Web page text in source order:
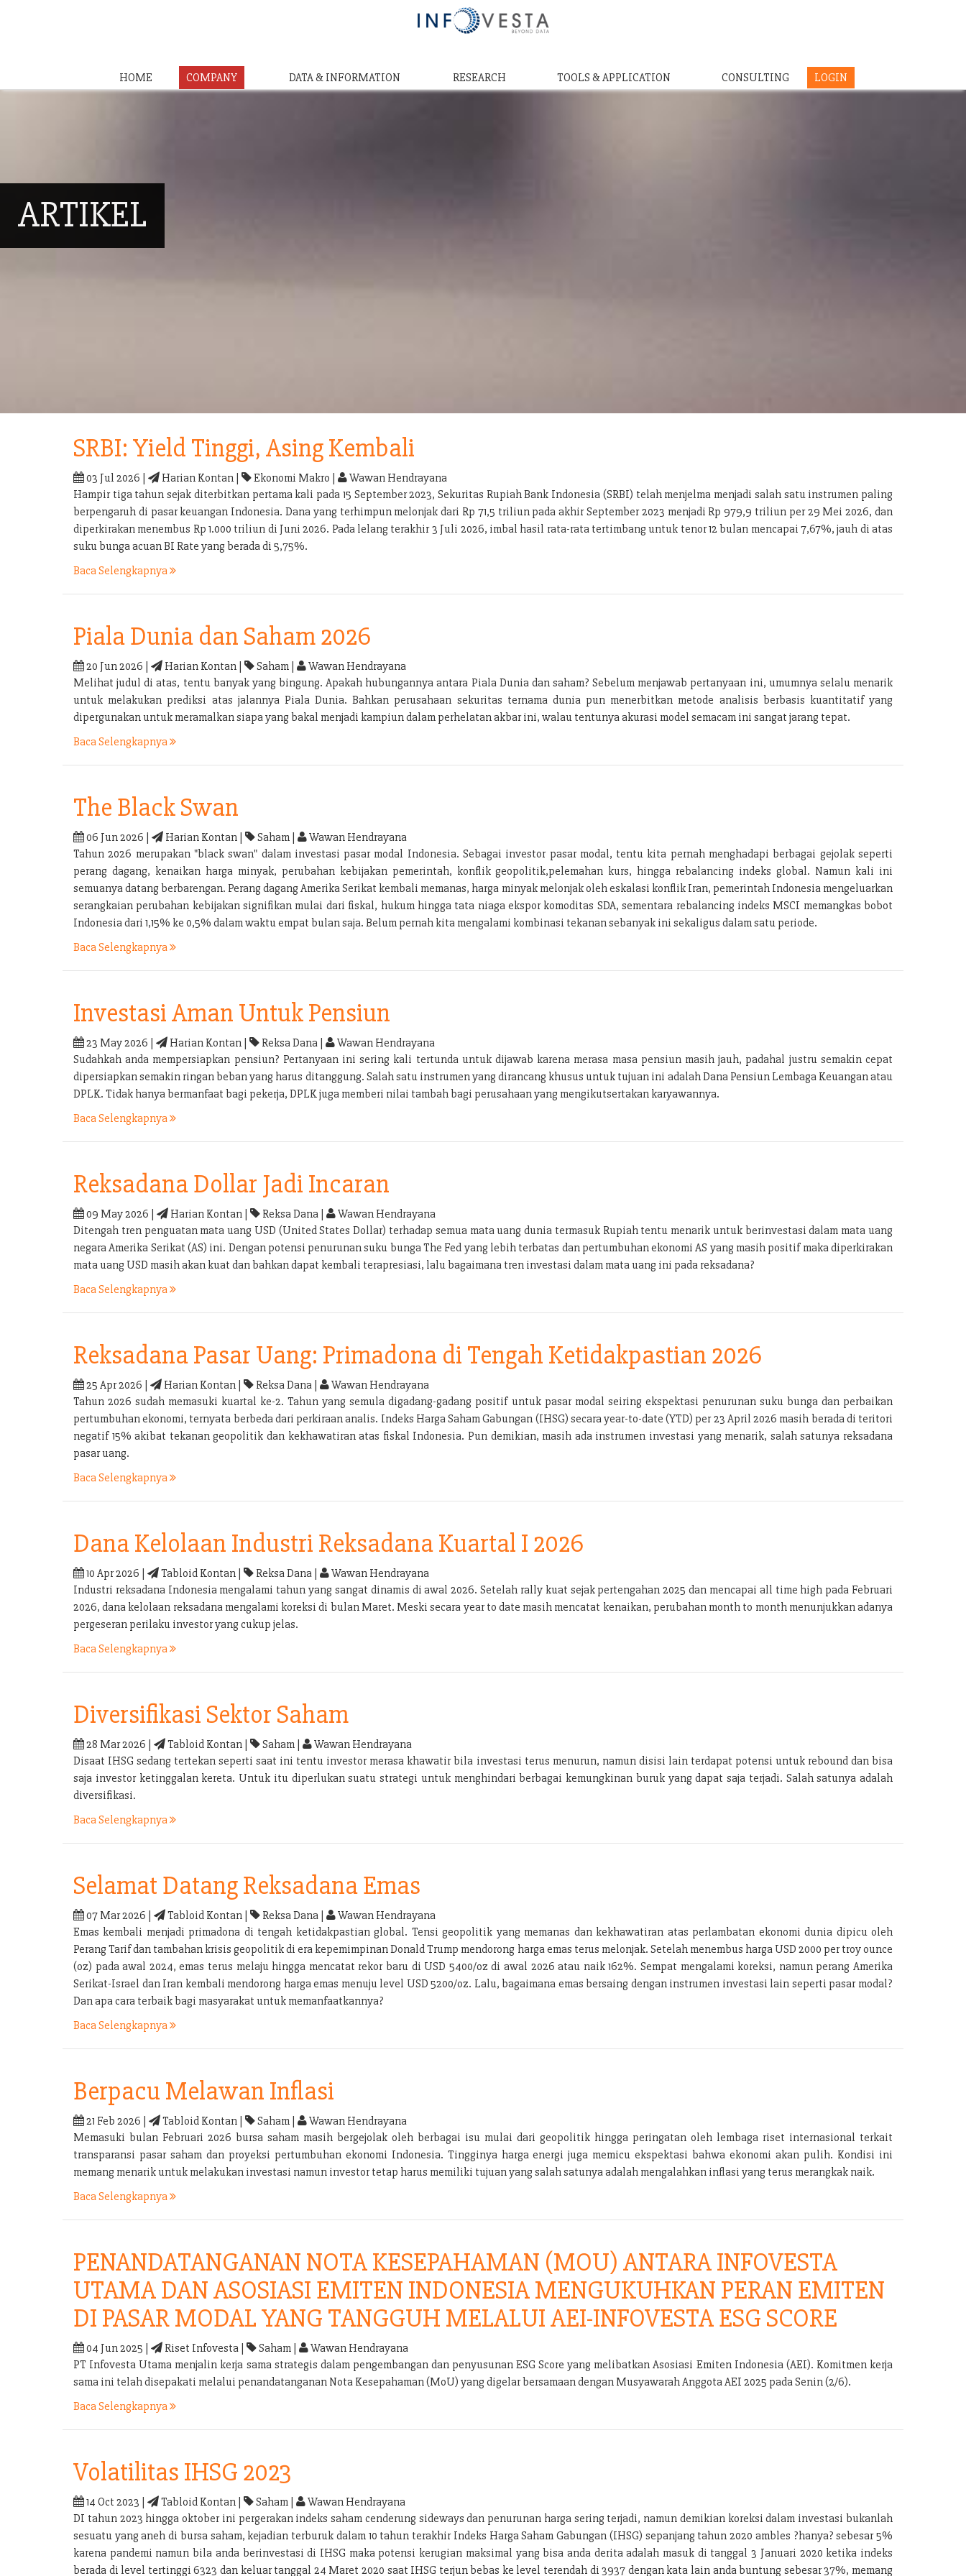
HOME COMPANY DATA & INFORMATION RESEARCH TOOLS & APPLICATION CONSULTING LOGIN
ARTIKEL
SRBI: Yield Tinggi, Asing Kembali
03 Jul 2026 | Harian Kontan | Ekonomi Makro |
Wawan Hendrayana
Hampir tiga tahun sejak diterbitkan pertama kali pada 15 September 2023, Sekuritas Rupiah Bank Indonesia (SRBI) telah menjelma menjadi salah satu instrumen paling
berpengaruh di pasar keuangan Indonesia. Dana yang terhimpun melonjak dari Rp 71,5 triliun pada akhir September 2023 menjadi Rp 979,9 triliun per 29 Mei 2026, dan
diperkirakan menembus Rp 1.000 triliun di Juni 2026. Pada lelang terakhir 3 Juli 2026, imbal hasil rata-rata tertimbang untuk tenor 12 bulan mencapai 7,67%, jauh di atas
suku bunga acuan BI Rate yang berada di 5,75%.
Baca Selengkapnya
Piala Dunia dan Saham 2026
20 Jun 2026 | Harian Kontan | Saham |
Wawan Hendrayana
Melihat judul di atas, tentu banyak yang bingung. Apakah hubungannya antara Piala Dunia dan saham? Sebelum menjawab pertanyaan ini, umumnya selalu menarik
untuk melakukan prediksi atas jalannya Piala Dunia. Bahkan perusahaan sekuritas ternama dunia pun menerbitkan metode analisis berbasis kuantitatif yang
dipergunakan untuk meramalkan siapa yang bakal menjadi kampiun dalam perhelatan akbar ini, walau tentunya akurasi model semacam ini sangat jarang tepat.
Baca Selengkapnya
The Black Swan
06 Jun 2026 | Harian Kontan | Saham |
Wawan Hendrayana
Tahun 2026 merupakan "black swan" dalam investasi pasar modal Indonesia. Sebagai investor pasar modal, tentu kita pernah menghadapi berbagai gejolak seperti
perang dagang, kenaikan harga minyak, perubahan kebijakan pemerintah, konflik geopolitik,pelemahan kurs, hingga rebalancing indeks global. Namun kali ini
semuanya datang berbarengan. Perang dagang Amerika Serikat kembali memanas, harga minyak melonjak oleh eskalasi konflik Iran, pemerintah Indonesia mengeluarkan
serangkaian perubahan kebijakan signifikan mulai dari fiskal, hukum hingga tata niaga ekspor komoditas SDA, sementara rebalancing indeks MSCI memangkas bobot
Indonesia dari 1,15% ke 0,5% dalam waktu empat bulan saja. Belum pernah kita mengalami kombinasi tekanan sebanyak ini sekaligus dalam satu periode.
Baca Selengkapnya
Investasi Aman Untuk Pensiun
23 May 2026 | Harian Kontan | Reksa Dana |
Wawan Hendrayana
Sudahkah anda mempersiapkan pensiun? Pertanyaan ini sering kali tertunda untuk dijawab karena merasa masa pensiun masih jauh, padahal justru semakin cepat
dipersiapkan semakin ringan beban yang harus ditanggung. Salah satu instrumen yang dirancang khusus untuk tujuan ini adalah Dana Pensiun Lembaga Keuangan atau
DPLK. Tidak hanya bermanfaat bagi pekerja, DPLK juga memberi nilai tambah bagi perusahaan yang mengikutsertakan karyawannya.
Baca Selengkapnya
Reksadana Dollar Jadi Incaran
09 May 2026 | Harian Kontan | Reksa Dana |
Wawan Hendrayana
Ditengah tren penguatan mata uang USD (United States Dollar) terhadap semua mata uang dunia termasuk Rupiah tentu menarik untuk berinvestasi dalam mata uang
negara Amerika Serikat (AS) ini. Dengan potensi penurunan suku bunga The Fed yang lebih terbatas dan pertumbuhan ekonomi AS yang masih positif maka diperkirakan
mata uang USD masih akan kuat dan bahkan dapat kembali terapresiasi, lalu bagaimana tren investasi dalam mata uang ini pada reksadana?
Baca Selengkapnya
Reksadana Pasar Uang: Primadona di Tengah Ketidakpastian 2026
25 Apr 2026 | Harian Kontan | Reksa Dana |
Wawan Hendrayana
Tahun 2026 sudah memasuki kuartal ke-2. Tahun yang semula digadang-gadang positif untuk pasar modal seiring ekspektasi penurunan suku bunga dan perbaikan
pertumbuhan ekonomi, ternyata berbeda dari perkiraan analis. Indeks Harga Saham Gabungan (IHSG) secara year-to-date (YTD) per 23 April 2026 masih berada di teritori
negatif 15% akibat tekanan geopolitik dan kekhawatiran atas fiskal Indonesia. Pun demikian, masih ada instrumen investasi yang menarik, salah satunya reksadana
pasar uang.
Baca Selengkapnya
Dana Kelolaan Industri Reksadana Kuartal I 2026
10 Apr 2026 | Tabloid Kontan | Reksa Dana |
Wawan Hendrayana
Industri reksadana Indonesia mengalami tahun yang sangat dinamis di awal 2026. Setelah rally kuat sejak pertengahan 2025 dan mencapai all time high pada Februari
2026, dana kelolaan reksadana mengalami koreksi di bulan Maret. Meski secara year to date masih mencatat kenaikan, perubahan month to month menunjukkan adanya
pergeseran perilaku investor yang cukup jelas.
Baca Selengkapnya
Diversifikasi Sektor Saham
28 Mar 2026 | Tabloid Kontan | Saham |
Wawan Hendrayana
Disaat IHSG sedang tertekan seperti saat ini tentu investor merasa khawatir bila investasi terus menurun, namun disisi lain terdapat potensi untuk rebound dan bisa
saja investor ketinggalan kereta. Untuk itu diperlukan suatu strategi untuk menghindari berbagai kemungkinan buruk yang dapat saja terjadi. Salah satunya adalah
diversifikasi.
Baca Selengkapnya
Selamat Datang Reksadana Emas
07 Mar 2026 | Tabloid Kontan | Reksa Dana |
Wawan Hendrayana
Emas kembali menjadi primadona di tengah ketidakpastian global. Tensi geopolitik yang memanas dan kekhawatiran atas perlambatan ekonomi dunia dipicu oleh
Perang Tarif dan tambahan krisis geopolitik di era kepemimpinan Donald Trump mendorong harga emas terus melonjak. Setelah menembus harga USD 2000 per troy ounce
(oz) pada awal 2024, emas terus melaju hingga mencatat rekor baru di USD 5400/oz di awal 2026 atau naik 162%. Sempat mengalami koreksi, namun perang Amerika
Serikat-Israel dan Iran kembali mendorong harga emas menuju level USD 5200/oz. Lalu, bagaimana emas bersaing dengan instrumen investasi lain seperti pasar modal?
Dan apa cara terbaik bagi masyarakat untuk memanfaatkannya?
Baca Selengkapnya
Berpacu Melawan Inflasi
21 Feb 2026 | Tabloid Kontan | Saham |
Wawan Hendrayana
Memasuki bulan Februari 2026 bursa saham masih bergejolak oleh berbagai isu mulai dari geopolitik hingga peringatan oleh lembaga riset internasional terkait
transparansi pasar saham dan proyeksi pertumbuhan ekonomi Indonesia. Tingginya harga energi juga memicu ekspektasi bahwa ekonomi akan pulih. Kondisi ini
memang menarik untuk melakukan investasi namun investor tetap harus memiliki tujuan yang salah satunya adalah mengalahkan inflasi yang terus merangkak naik.
Baca Selengkapnya
PENANDATANGANAN NOTA KESEPAHAMAN (MOU) ANTARA INFOVESTA
UTAMA DAN ASOSIASI EMITEN INDONESIA MENGUKUHKAN PERAN EMITEN
DI PASAR MODAL YANG TANGGUH MELALUI AEI-INFOVESTA ESG SCORE
04 Jun 2025 | Riset Infovesta | Saham |
Wawan Hendrayana
PT Infovesta Utama menjalin kerja sama strategis dalam pengembangan dan penyusunan ESG Score yang melibatkan Asosiasi Emiten Indonesia (AEI). Komitmen kerja
sama ini telah disepakati melalui penandatanganan Nota Kesepahaman (MoU) yang digelar bersamaan dengan Musyawarah Anggota AEI 2025 pada Senin (2/6).
Baca Selengkapnya
Volatilitas IHSG 2023
14 Oct 2023 | Tabloid Kontan | Saham |
Wawan Hendrayana
DI tahun 2023 hingga oktober ini pergerakan indeks saham cenderung sideways dan penurunan harga sering terjadi, namun demikian koreksi dalam investasi bukanlah
sesuatu yang aneh di bursa saham, kejadian terburuk dalam 10 tahun terakhir Indeks Harga Saham Gabungan (IHSG) sepanjang tahun 2020 ambles ?hanya? sebesar 5%
karena pandemi namun bila anda berinvestasi di IHSG maka potensi kerugian maksimal yang bisa anda derita adalah masuk di tanggal 3 Januari 2020 ketika indeks
berada di level tertinggi 6323 dan keluar tanggal 24 Maret 2020 saat IHSG terjun bebas ke level terendah di 3937 dengan kata lain anda buntung sebesar 37%, memang